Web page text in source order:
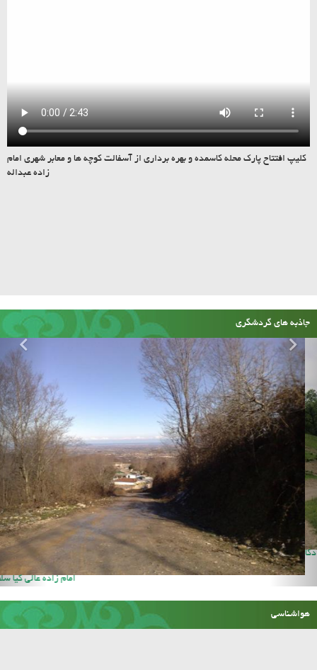
کلیپ افتتاح پارک محله کاسمده و بهره برداری از آسفالت کوچه ها و معابر شهری امام
زاده عبداله
جاذبه های گردشگری
حسینیه سنگ دکا
هواشناسی